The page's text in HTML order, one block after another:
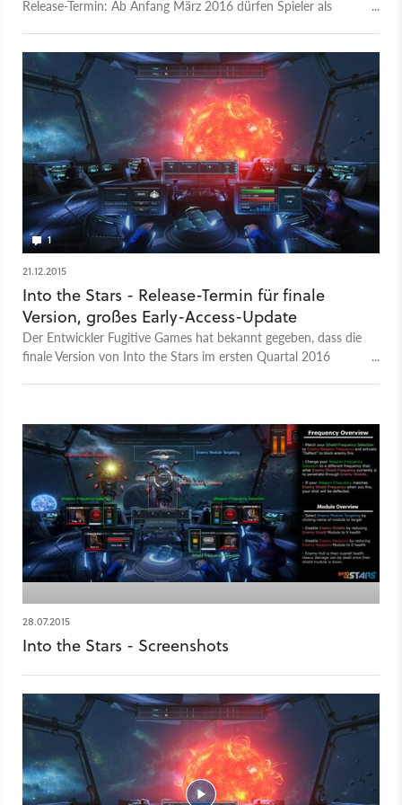
Release-Termin: Ab Anfang März 2016 dürfen Spieler als
1
21.12.2015
Into the Stars - Release-Termin für finale
Version, großes Early-Access-Update
Der Entwickler Fugitive Games hat bekannt gegeben, dass die
finale Version von Into the Stars im ersten Quartal 2016
28.07.2015
Into the Stars - Screenshots